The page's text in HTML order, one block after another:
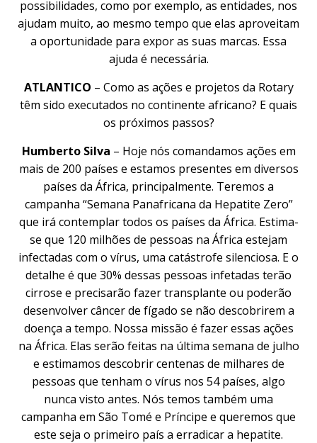
possibilidades, como por exemplo, as entidades, nos
ajudam muito, ao mesmo tempo que elas aproveitam
a oportunidade para expor as suas marcas. Essa
ajuda é necessária.
ATLANTICO – Como as ações e projetos da Rotary
têm sido executados no continente africano? E quais
os próximos passos?
Humberto Silva – Hoje nós comandamos ações em
mais de 200 países e estamos presentes em diversos
países da África, principalmente. Teremos a
campanha “Semana Panafricana da Hepatite Zero”
que irá contemplar todos os países da África. Estima-
se que 120 milhões de pessoas na África estejam
infectadas com o vírus, uma catástrofe silenciosa. E o
detalhe é que 30% dessas pessoas infetadas terão
cirrose e precisarão fazer transplante ou poderão
desenvolver câncer de fígado se não descobrirem a
doença a tempo. Nossa missão é fazer essas ações
na África. Elas serão feitas na última semana de julho
e estimamos descobrir centenas de milhares de
pessoas que tenham o vírus nos 54 países, algo
nunca visto antes. Nós temos também uma
campanha em São Tomé e Príncipe e queremos que
este seja o primeiro país a erradicar a hepatite.